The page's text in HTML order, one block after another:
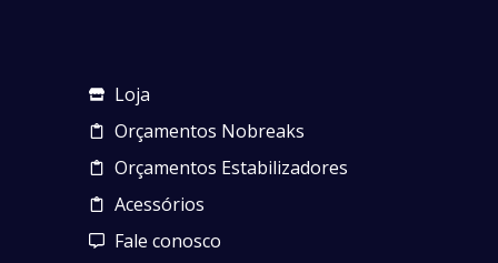
Loja
Orçamentos Nobreaks
Orçamentos Estabilizadores
Acessórios
Fale conosco